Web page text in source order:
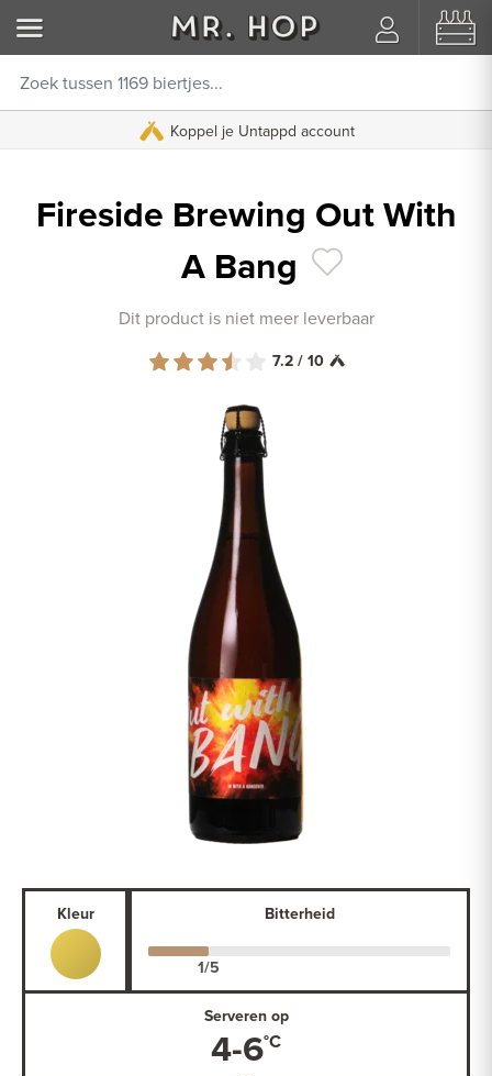
Koppel je Untappd account
Fireside Brewing Out With
A Bang
Dit product is niet meer leverbaar
7.2 / 10
Kleur Bitterheid
Serveren op
4-6